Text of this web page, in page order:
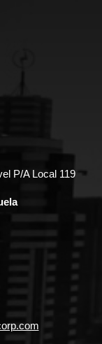
P/A Local 119